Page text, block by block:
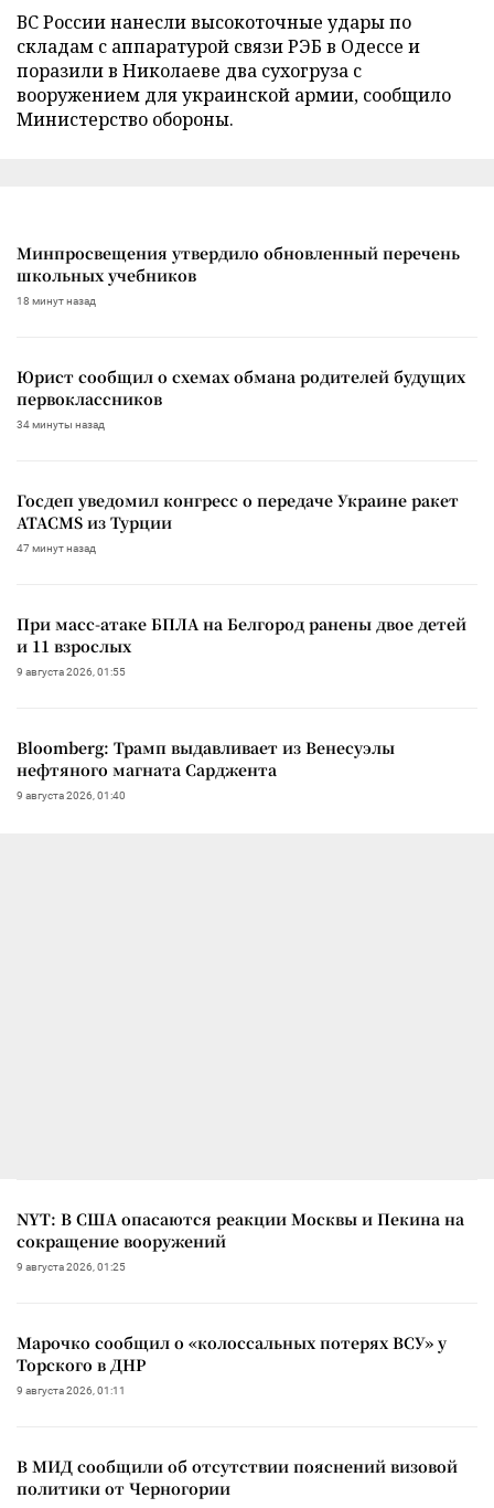
ВС России нанесли высокоточные удары по
складам с аппаратурой связи РЭБ в Одессе и
поразили в Николаеве два сухогруза с
вооружением для украинской армии, сообщило
Министерство обороны.
Минпросвещения утвердило обновленный перечень
школьных учебников
18 минут назад
Юрист сообщил о схемах обмана родителей будущих
первоклассников
34 минуты назад
Госдеп уведомил конгресс о передаче Украине ракет
ATACMS из Турции
47 минут назад
При масс-атаке БПЛА на Белгород ранены двое детей
и 11 взрослых
9 августа 2026, 01:55
Bloomberg: Трамп выдавливает из Венесуэлы
нефтяного магната Сарджента
9 августа 2026, 01:40
NYT: В США опасаются реакции Москвы и Пекина на
сокращение вооружений
9 августа 2026, 01:25
Марочко сообщил о «колоссальных потерях ВСУ» у
Торского в ДНР
9 августа 2026, 01:11
В МИД сообщили об отсутствии пояснений визовой
политики от Черногории